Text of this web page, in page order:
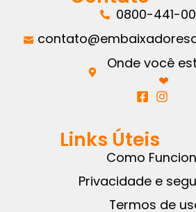
0800-441-
Onde você
❤︎
Links Úteis
Como
Privacidade e
Termos de